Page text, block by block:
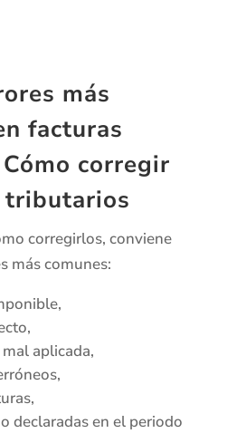
más
facturas
corregir
tributarios
corregirlos, conviene
más comunes:
aplicada,
declaradas en el periodo